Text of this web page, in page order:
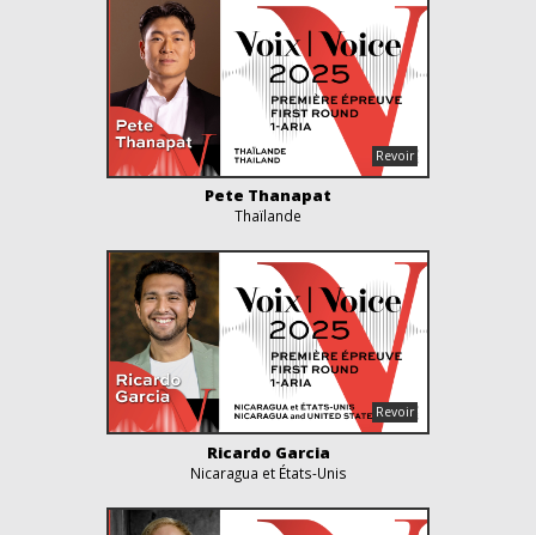
Pete Thanapat
Thaïlande
Ricardo Garcia
Nicaragua et États-Unis